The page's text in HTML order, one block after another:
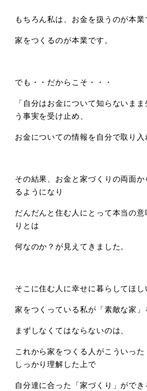
もちろん私は、お金を扱うのが本業
家をつくるのが本業です。
でも・・だからこそ・・・
「自分はお金について知らないま
う事実を受け止め、
お金についての情報を自分で取り入
その結果、お金と家づくりの両面か
るようになり
だんだんと住む人にとって本当の意
りとは
何なのか？が見えてきました。
そこに住む人に幸せに暮らしてほ
家をつくっている私が「素敵な家」
まずしなくてはならないのは、
これから家をつくる人がこういっ
しっかり理解した上で
自分達に合った「家づくり」がで